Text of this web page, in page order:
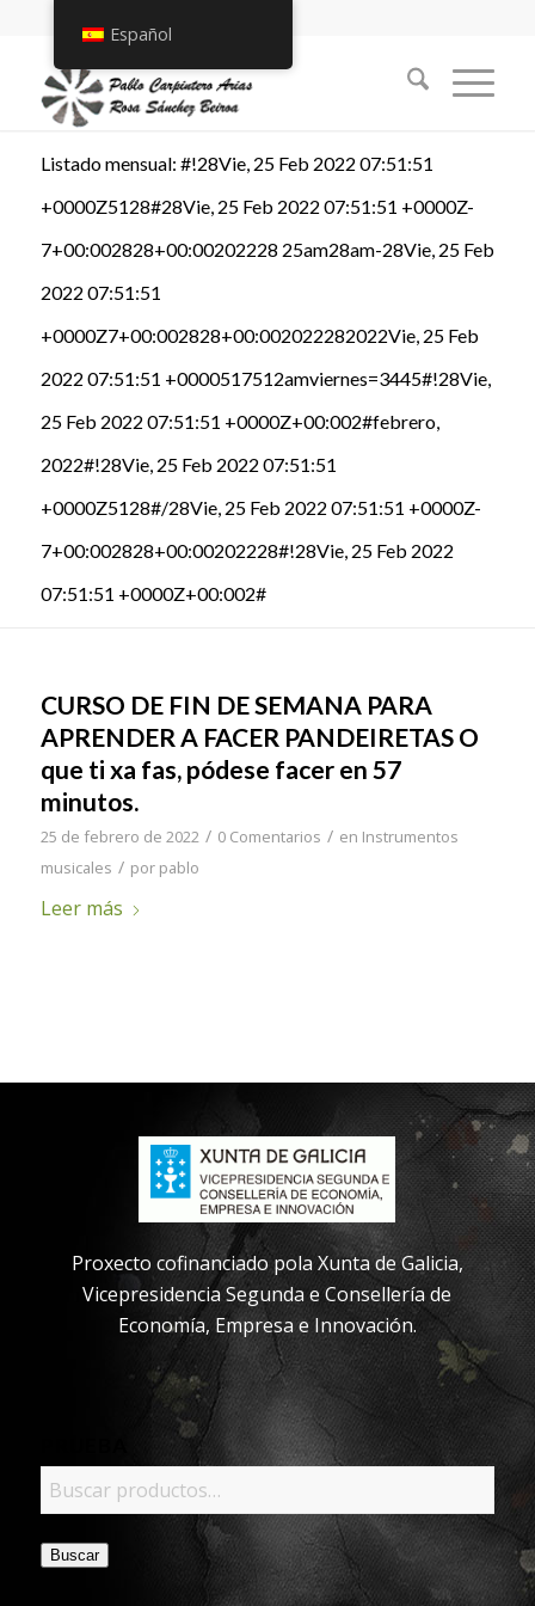
Listado mensual: #!28Vie, 25 Feb 2022 07:51:51
+0000Z5128#28Vie, 25 Feb 2022 07:51:51 +0000Z-
7+00:002828+00:00202228 25am28am-28Vie, 25 Feb
2022 07:51:51
+0000Z7+00:002828+00:002022282022Vie, 25 Feb
2022 07:51:51 +0000517512amviernes=3445#!28Vie,
25 Feb 2022 07:51:51 +0000Z+00:002#febrero,
2022#!28Vie, 25 Feb 2022 07:51:51
+0000Z5128#/28Vie, 25 Feb 2022 07:51:51 +0000Z-
7+00:002828+00:00202228#!28Vie, 25 Feb 2022
07:51:51 +0000Z+00:002#
CURSO DE FIN DE SEMANA PARA
APRENDER A FACER PANDEIRETAS O
que ti xa fas, pódese facer en 57
minutos.
25 de febrero de 2022 / 0 Comentarios / en Instrumentos
musicales / por pablo
Leer más
Proxecto cofinanciado pola Xunta de Galicia,
Vicepresidencia Segunda e Consellería de
Economía, Empresa e Innovación.
Buscar
Español